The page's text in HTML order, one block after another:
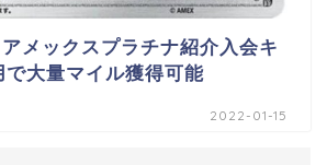
アメックスプラチナ紹介入会キ
で大量マイル獲得可能
2022-01-15